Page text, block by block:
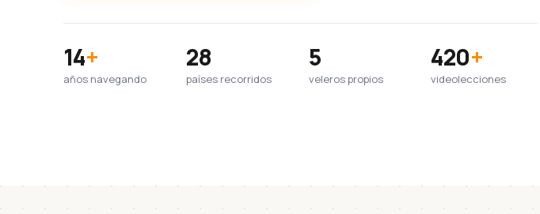
14+
años navegando
28
países recorridos
5
veleros propios
420+
videolecciones